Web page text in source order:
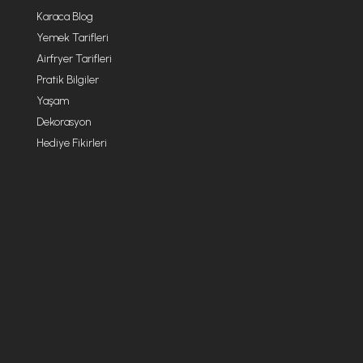
Karaca Blog
Yemek Tarifleri
Airfryer Tarifleri
Pratik Bilgiler
Yaşam
Dekorasyon
Hediye Fikirleri